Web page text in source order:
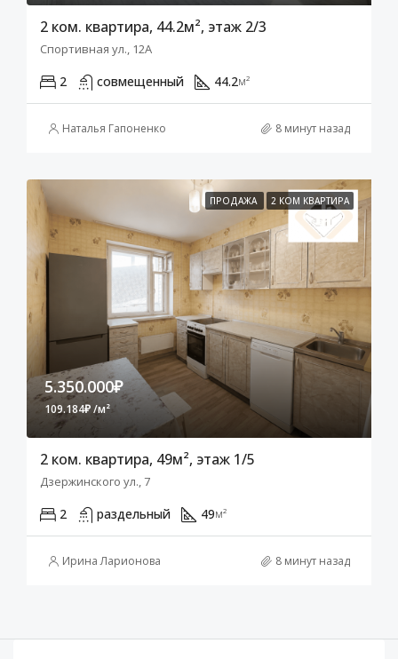
2 ком. квартира, 44.2м², этаж 2/3
Спортивная ул., 12А
2 совмещенный 44.2м²
Наталья Гапоненко 8 минут назад
ПРОДАЖА 2 КОМ КВАРТИРА
5.350.000₽
109.184₽ /м²
2 ком. квартира, 49м², этаж 1/5
Дзержинского ул., 7
2 раздельный 49м²
Ирина Ларионова 8 минут назад